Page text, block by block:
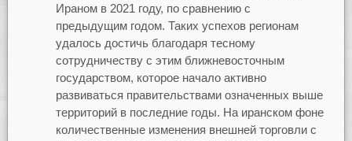
Ираном в 2021 году, по сравнению с
предыдущим годом. Таких успехов регионам
удалось достичь благодаря тесному
сотрудничеству с этим ближневосточным
государством, которое начало активно
развиваться правительствами означенных выше
территорий в последние годы. На иранском фоне
количественные изменения внешней торговли с